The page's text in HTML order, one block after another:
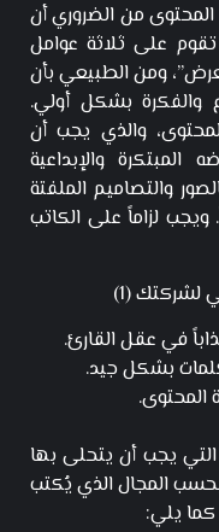
من الضروري أن
على ثلاثة عوامل
ومن الطبيعي بأن
والفكرة بشكل أولي.
والذي يجب أن
والإبداعية
والتصاميم الملفتة
ويجب لزاماً على الكاتب
في عقل القارئ.
بشكل جيد.
التي يجب أن يتحلى بها
المجال الذي يُكتب
كما يلي: